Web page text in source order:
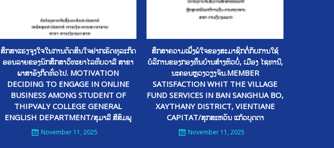
ສຶກສາແຮງຈູງໃຈໃນການຕັດສິນໃຈຢາກເຮັດທຸລະກິດ
ອອນລາຍຂອງນັກສຶກສາວິທະຍາໄລທິບວາລີ ສາຂາ
ພາສາອັງກິດທົ່ວໄປ. MOTIVATION
DECIDING TO ENGAGE IN ONLINE
BUSINESS AMONG STUDENT OF
THIPVALY COLLEGE GENERAL
ENGLISH DEPARTMENT/ສຸມາລີ ສີສົມພູ
November 11, 2025
ສຶກສາຄວາມເພິິ່ງພໍໃຈຂອງສະມາຊິກຕໍໍ່ກັບການໃຊ້
ບໍລິການຂອງກອງທຶນບ້ານສ້າງຫົວບໍໍ່, ເມືອງ ໄຊທານີ,
ນະຄອນຫຼວງວຽງຈັນ.MEMBER
SATISFACTION WHIT THE VILLAGE
FUND SERVICES IN BAN SANGHUA BO,
XAYTHANY DISTRICT, VIENTIANE
CAPITAT/ສຸກສະຫວັນ ແກ້ວບຸດຕາ
November 11, 2025